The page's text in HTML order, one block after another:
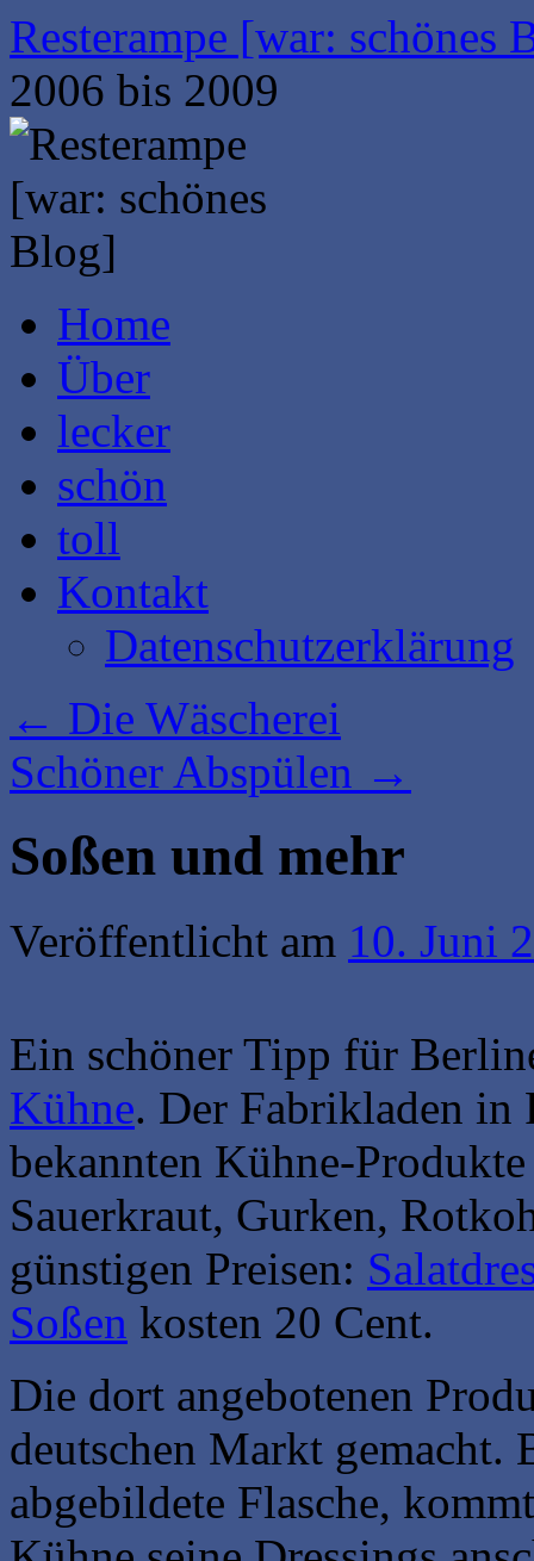
Zum
Inhalt
springen
Resterampe [war: schönes
2006 bis 2009
Home
Über
lecker
schön
toll
Kontakt
Datenschutzerklärung
← Die Wäscherei
Schöner Abspülen →
Soßen und mehr
Veröffentlicht am 10. Juni
Ein schöner Tipp für
Kühne. Der Fabrikladen in
bekannten Kühne-
Sauerkraut, Gurken,
günstigen Preisen:
Soßen kosten 20 Cent.
Die dort angebotenen
deutschen Markt gemacht.
abgebildete Flasche,